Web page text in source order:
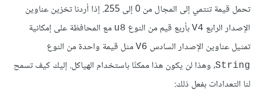
تحمل قيمة تنتمي إلى المجال من 0 إلى 255. إذا أردنا تخزين عناوين
الإصدار الرابع V4 بأربع قيم من النوع u8 مع المحافظة على إمكانية
تمثيل عناوين الإصدار السادس V6 مثل قيمة واحدة من النوع
String، وهذا لن يكون هذا ممكنًا باستخدام الهياكل. إليك كيف تسمح
لنا التعدادات بفعل ذلك: